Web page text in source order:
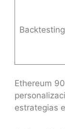
Backtesting
Ethereum
estrategias